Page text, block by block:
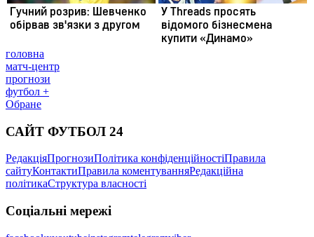
головна
матч-центр
прогнози
футбол +
Обране
САЙТ ФУТБОЛ 24
РедакціяПрогнозиПолітика конфіденційностіПравила
сайтуКонтактиПравила коментуванняРедакційна
політикаСтруктура власності
Соціальні мережі